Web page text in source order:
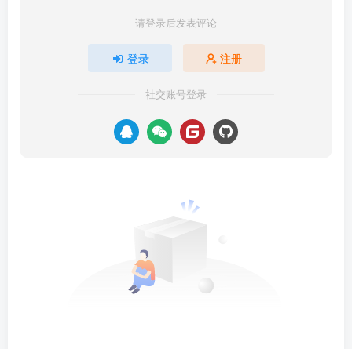
将dist目录中的所有H4vdo_debug文件复制到目标计算
$ python3 H4vdo.py -rh 192.168.8.106 -path
请登录后发表评论
登录 注册
社交账号登录